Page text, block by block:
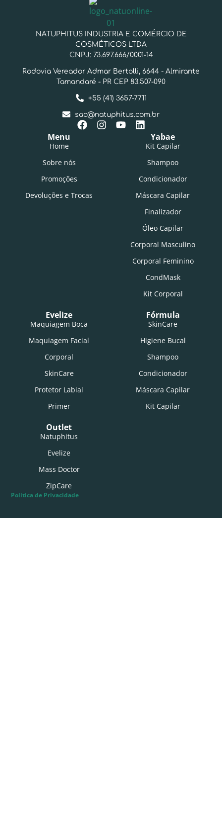
NATUPHITUS INDUSTRIA E COMÉRCIO DE
COSMÉTICOS LTDA
CNPJ: 73.697.666/0001-14
Rodovia Vereador Admar Bertolli, 6644 - Almirante
Tamandaré - PR CEP 83.507-090
+55 (41) 3657-7711
sac@natuphitus.com.br
Menu
Home
Sobre nós
Promoções
Devoluções e Trocas
Yabae
Kit Capilar
Shampoo
Condicionador
Máscara Capilar
Finalizador
Óleo Capilar
Corporal Masculino
Corporal Feminino
CondMask
Kit Corporal
Evelize
Maquiagem Boca
Maquiagem Facial
Corporal
SkinCare
Protetor Labial
Primer
Fórmula
SkinCare
Higiene Bucal
Shampoo
Condicionador
Máscara Capilar
Kit Capilar
Outlet
Natuphitus
Evelize
Mass Doctor
ZipCare
Política de Privacidade